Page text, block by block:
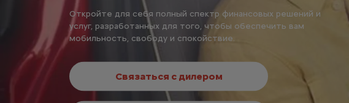
Откройте для себя полный спектр финансовых решений и
услуг, разработанных для того, чтобы обеспечить вам
мобильность, свободу и спокойствие.
Связаться с дилером